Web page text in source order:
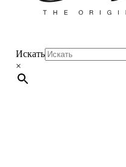
Искать
×